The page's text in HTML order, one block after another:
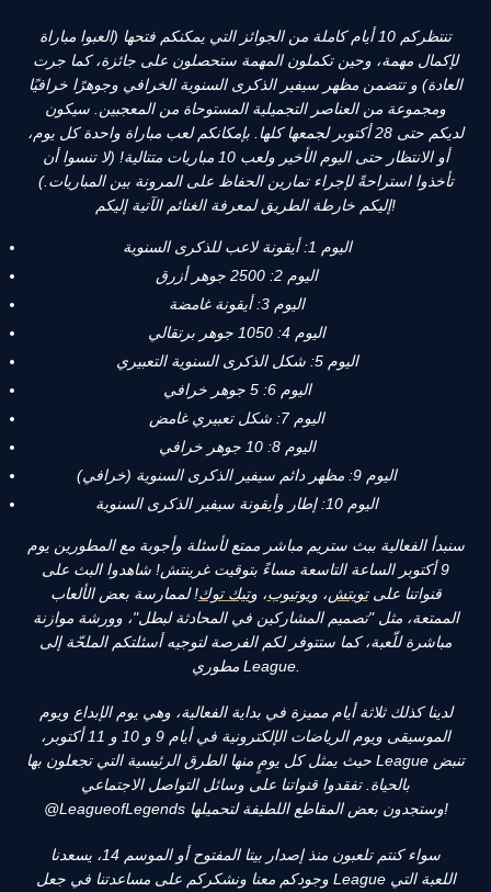
تنتظركم 10 أيام كاملة من الجوائز التي يمكنكم فتحها (العبوا مباراة
لإكمال مهمة، وحين تكملون المهمة ستحصلون على جائزة، كما جرت
العادة) و تتضمن مظهر سيفير الذكرى السنوية الخرافي وجوهرًا خرافيًا
ومجموعة من العناصر التجميلية المستوحاة من المعجبين. سيكون
لديكم حتى 28 أكتوبر لجمعها كلها. بإمكانكم لعب مباراة واحدة كل يوم،
أو الانتظار حتى اليوم الأخير ولعب 10 مباريات متتالية! (لا تنسوا أن
تأخذوا استراحةً لإجراء تمارين الحفاظ على المرونة بين المباريات.)
إليكم خارطة الطريق لمعرفة الغنائم الآتية إليكم!
اليوم 1: أيقونة لاعب للذكرى السنوية
اليوم 2: 2500 جوهر أزرق
اليوم 3: أيقونة غامضة
اليوم 4: 1050 جوهر برتقالي
اليوم 5: شكل الذكرى السنوية التعبيري
اليوم 6: 5 جوهر خرافي
اليوم 7: شكل تعبيري غامض
اليوم 8: 10 جوهر خرافي
اليوم 9: مظهر دائم سيفير الذكرى السنوية (خرافي)
اليوم 10: إطار وأيقونة سيفير الذكرى السنوية
سنبدأ الفعالية ببث ستريم مباشر ممتع لأسئلة وأجوبة مع المطورين يوم
9 أكتوبر الساعة التاسعة مساءً بتوقيت غرينتش! شاهدوا البث على
قنواتنا علىتويتش، ويوتيوب، وتيك توك!لممارسة بعض الألعاب
الممتعة، مثل "تصميم المشاركين في المحادثة لبطل"، وورشة موازنة
مباشرة للّعبة، كما ستتوفر لكم الفرصة لتوجيه أسئلتكم الملحّة إلى
مطوري League.
لدينا كذلك ثلاثة أيام مميزة في بداية الفعالية، وهي يوم الإبداع ويوم
الموسيقى ويوم الرياضات الإلكترونية في أيام 9 و 10 و 11 أكتوبر،
حيث يمثل كل يومٍ منها الطرق الرئيسية التي تجعلون بها League تنبض
بالحياة. تفقدوا قنواتنا على وسائل التواصل الاجتماعي
@LeagueofLegends وستجدون بعض المقاطع اللطيفة لتحميلها!
سواء كنتم تلعبون منذ إصدار بيتا المفتوح أو الموسم 14، يسعدنا
وجودكم معنا ونشكركم على مساعدتنا في جعل League اللعبة التي